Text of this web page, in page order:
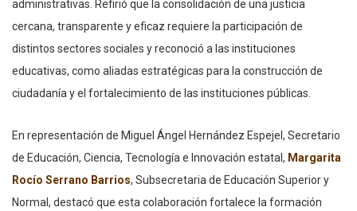
administrativas. Refirió que la consolidación de una justicia
cercana, transparente y eficaz requiere la participación de
distintos sectores sociales y reconoció a las instituciones
educativas, como aliadas estratégicas para la construcción de
ciudadanía y el fortalecimiento de las instituciones públicas.
En representación de Miguel Ángel Hernández Espejel, Secretario
de Educación, Ciencia, Tecnología e Innovación estatal, Margarita
Rocío Serrano Barrios, Subsecretaria de Educación Superior y
Normal, destacó que esta colaboración fortalece la formación